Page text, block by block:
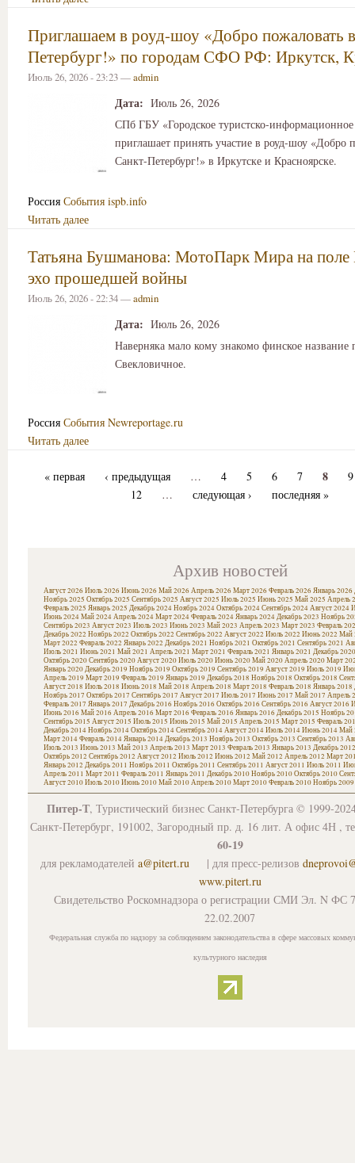
Приглашаем в роуд-шоу «Добро пожаловать
Петербург!» по городам СФО РФ: Иркутск,
Июль 26, 2026 - 23:23 —admin
Дата: Июль 26, 2026
СПб ГБУ «Городское туристско-
приглашает принять участие в роуд-шоу «Добро
Санкт-Петербург!» в Иркутске и Красноярске.
Россия События ispb.info
Читать далее
Татьяна Бушманова: МотоПарк Мира на поле
эхо прошедшей войны
Июль 26, 2026 - 22:34 —admin
Дата: Июль 26, 2026
Наверняка мало кому знакомо финское название
Свекловичное.
Россия События Newreportage.ru
Читать далее
« первая ‹ предыдущая … 4 5 6 7 8
9
12
… следующая › последняя »
Архив новостей
Август 2026 Июль 2026 Июнь 2026 Май 2026 Апрель 2026 Март 2026 Февраль 2026 Январь 2026
Ноябрь 2025 Октябрь 2025 Сентябрь 2025 Август 2025 Июль 2025 Июнь 2025 Май 2025 Апрель
Февраль 2025 Январь 2025 Декабрь 2024Ноябрь 2024Октябрь 2024Сентябрь 2024Август 2024
Июнь 2024Май 2024Апрель 2024Март 2024Февраль 2024Январь 2024Декабрь 2023 Ноябрь
Сентябрь 2023 Август 2023 Июль 2023 Июнь 2023 Май 2023 Апрель 2023 Март 2023 Февраль
Декабрь 2022 Ноябрь 2022 Октябрь 2022 Сентябрь 2022 Август 2022 Июль 2022 Июнь 2022 Май
Март 2022 Февраль 2022 Январь 2022 Декабрь 2021 Ноябрь 2021 Октябрь 2021 Сентябрь 2021
Июль 2021 Июнь 2021 Май 2021 Апрель 2021 Март 2021 Февраль 2021 Январь 2021 Декабрь 2020
Октябрь 2020Сентябрь 2020Август 2020Июль 2020Июнь 2020Май 2020Апрель 2020Март
Январь 2020Декабрь 2019 Ноябрь 2019 Октябрь 2019 Сентябрь 2019 Август 2019 Июль 2019
Апрель 2019 Март 2019 Февраль 2019 Январь 2019 Декабрь 2018 Ноябрь 2018 Октябрь 2018
Август 2018 Июль 2018 Июнь 2018 Май 2018 Апрель 2018 Март 2018 Февраль 2018 Январь 2018
Ноябрь 2017 Октябрь 2017 Сентябрь 2017 Август 2017 Июль 2017 Июнь 2017 Май 2017 Апрель
Февраль 2017 Январь 2017 Декабрь 2016 Ноябрь 2016 Октябрь 2016 Сентябрь 2016 Август 2016
Июнь 2016 Май 2016 Апрель 2016 Март 2016 Февраль 2016 Январь 2016 Декабрь 2015 Ноябрь
Сентябрь 2015 Август 2015 Июль 2015 Июнь 2015 Май 2015 Апрель 2015 Март 2015 Февраль
Декабрь 2014Ноябрь 2014Октябрь 2014Сентябрь 2014Август 2014Июль 2014Июнь 2014Май
Март 2014Февраль 2014Январь 2014Декабрь 2013 Ноябрь 2013 Октябрь 2013 Сентябрь 2013
Июль 2013 Июнь 2013 Май 2013 Апрель 2013 Март 2013 Февраль 2013 Январь 2013 Декабрь 2012
Октябрь 2012 Сентябрь 2012 Август 2012 Июль 2012 Июнь 2012 Май 2012 Апрель 2012 Март
Январь 2012 Декабрь 2011 Ноябрь 2011 Октябрь 2011 Сентябрь 2011 Август 2011 Июль 2011
Апрель 2011 Март 2011 Февраль 2011 Январь 2011 Декабрь 2010Ноябрь 2010Октябрь 2010
Август 2010Июль 2010Июнь 2010Май 2010Апрель 2010Март 2010Февраль 2010Ноябрь 2009
Питер-Т, Туристический бизнес Санкт-Петербурга © 1999-
Санкт-Петербург, 191002, Загородный пр. д. 16 лит. А офис 4Н ,
60-19
для рекламодателей a@pitert.ru | для пресс-релизов
www.pitert.ru
Свидетельство Роскомнадзора о регистрации СМИ Эл. N ФС
22.02.2007
Федеральная служба по надзору за соблюдением законодательства в сфере массовых
культурного наследия